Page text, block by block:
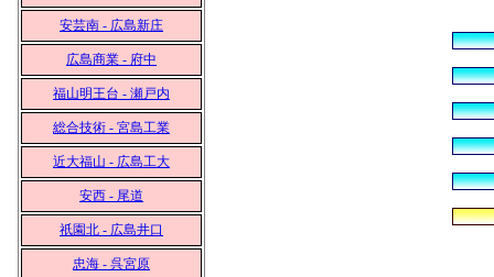
安芸南 - 広島新庄
広島商業 - 府中
福山明王台 - 瀬戸内
総合技術 - 宮島工業
近大福山 - 広島工大
安西 - 尾道
祇園北 - 広島井口
忠海 - 呉宮原